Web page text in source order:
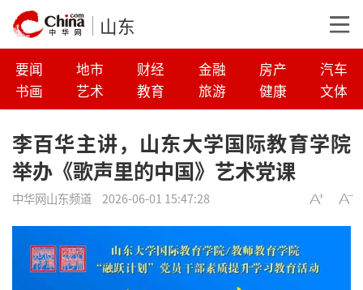
山东
要闻 地市 财经 金融 房产
汽车
书画
艺术 教育 旅游 健康 文体
李百华主讲，山东大学国际教育学院
举办《歌声里的中国》艺术党课
中华网山东频道 2026-06-01 15:47:28